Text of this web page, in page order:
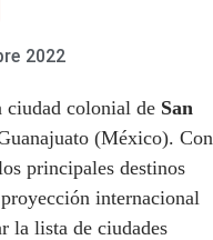
2022
ciudad colonial de San
(México). Con
principales destinos
internacional
la lista de ciudades